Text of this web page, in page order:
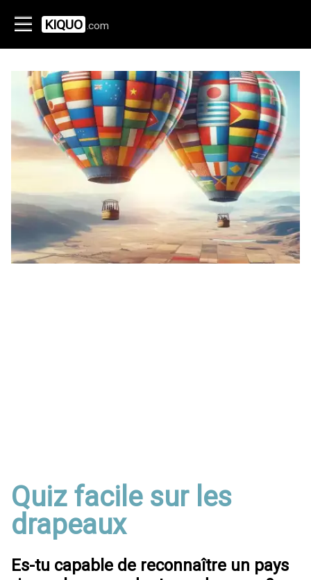
KIQUO .com
Quiz facile sur les
drapeaux
Es-tu capable de reconnaître un pays